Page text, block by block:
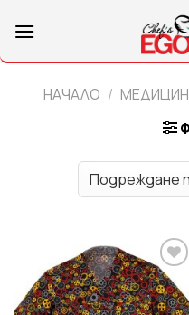
НАЧАЛО /
Add to
wishlist